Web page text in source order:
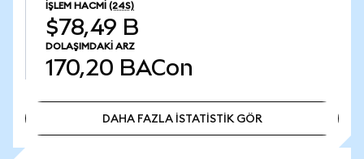
İŞLEM HACMI (24S)
$78,49 B
DOLAŞIMDAKI ARZ
170,20 BACon
DAHA FAZLA İSTATİSTİK GÖR